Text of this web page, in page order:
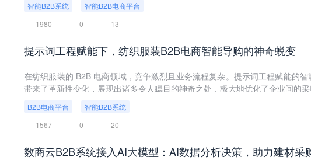
企业支付结算体系。
智能B2B系统
智能B2B电商平台
1980
0 13
提示词工程赋能下，纺织服装B2B电商智能导购的神奇蜕变
在纺织服装的 B2B 电商领域，竞争激烈且业务流程复杂。提示词工程赋能的智
带来了革新性变化，展现出诸多令人瞩目的神奇之处，极大地优化了企业间的采
B2B电商平台
智能B2B系统
1567
0 20
数商云B2B系统接入AI大模型：AI数据分析决策，助力建材采